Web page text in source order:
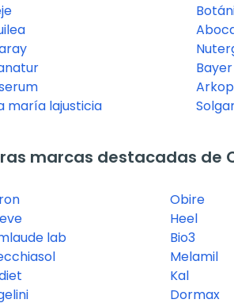
maría lajusticia
Bayer
marcas destacadas de
lab
Obire
Heel
Bio3
Melamil
Kal
Dormax